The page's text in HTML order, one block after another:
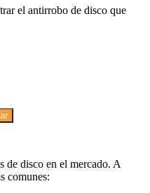
el antirrobo de disco que
de disco en el mercado. A
comunes: